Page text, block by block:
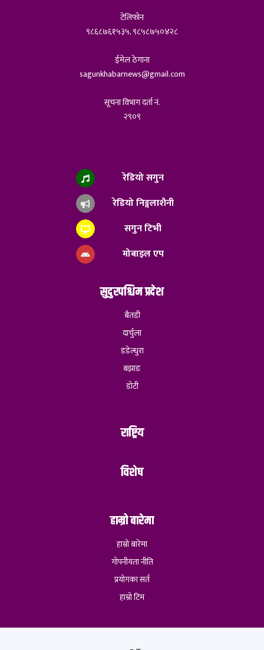
टेलिफोन
९८६८७६१५३५, ९८५८७५०४२८
ईमेल ठेगाना
sagunkhabarnews@gmail.com
सूचना विभाग दर्ता नं.
२९०९
रेडियो सगुन
रेडियो निङ्गलाशैनी
सगुन टिभी
मोबाइल एप
सुदुरपश्चिम प्रदेश
बैतडी
दार्चुला
डडेल्धुरा
बझाङ
डोटी
राष्ट्रिय
विशेष
हाम्रो बारेमा
हाम्रो बारेमा
गोपनीयता नीति
प्रयोगका सर्त
हाम्रो टिम